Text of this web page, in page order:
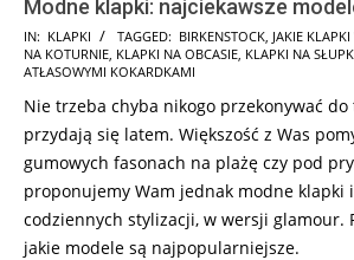
Modne klapki: najciekawsze
2025-
08-
IN: KLAPKI TAGGED: BIRKENSTOCK JAKIE
NA KOTURNIE KLAPKI NA OBCASIE KLAPKI NA
ATŁASOWYMI KOKARDKAMI
Nie trzeba chyba nikogo przekonywać do
przydają się latem. Większość z Was
gumowych fasonach na plażę czy pod
proponujemy Wam jednak modne klapki
codziennych stylizacji, w wersji glamour.
jakie modele są najpopularniejsze.